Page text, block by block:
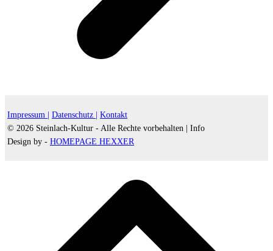
Impressum | Datenschutz |
Kontakt
© 2026 Steinlach-Kultur - Alle Rechte vorbehalten |
Info
Design by - HOMEPAGE HEXXER